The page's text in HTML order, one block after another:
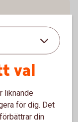
du först
prestanda
val
liknande
för dig. Det
din